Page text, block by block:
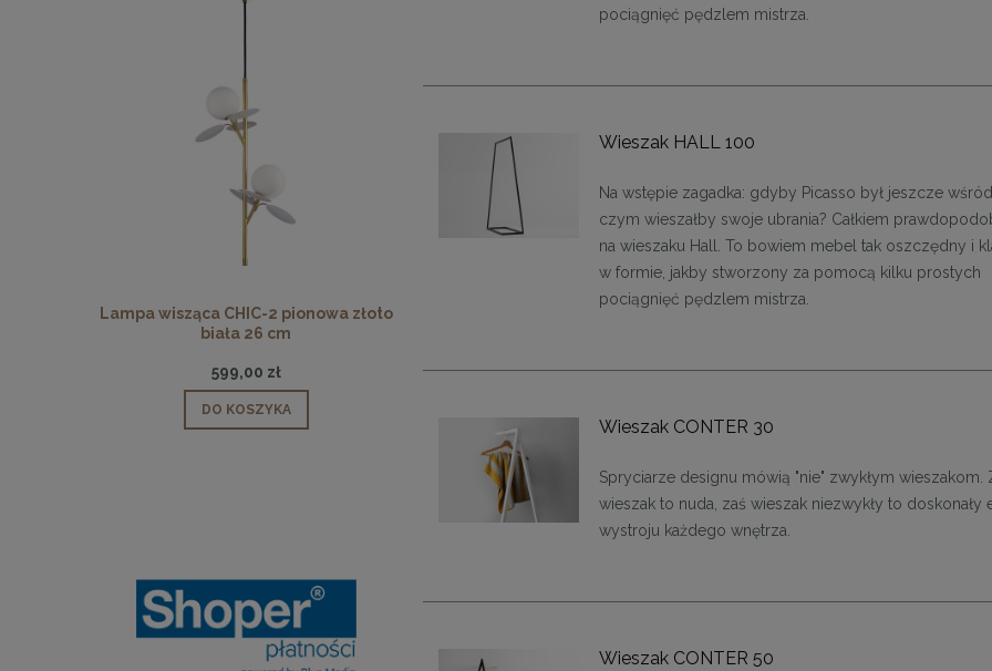
Lampa wisząca CHIC-2 pionowa złoto
biała 26 cm
599,00 zł
DO KOSZYKA
Lampa wisząca CHIC-9, biało złota 75
1 999,00 zł 1 999,00 zł
pociągnięć pędzlem mistrza.
Wieszak HALL 100
Na wstępie zagadka: gdyby Picasso był jeszcze
czym wieszałby swoje ubrania? Całkiem
na wieszaku Hall. To bowiem mebel tak oszczędny i
w formie, jakby stworzony za pomocą kilku prostych
pociągnięć pędzlem mistrza.
Wieszak CONTER 30
Spryciarze designu mówią "nie" zwykłym wieszakom.
wieszak to nuda, zaś wieszak niezwykły to doskonały
wystroju każdego wnętrza.
Wieszak CONTER 50